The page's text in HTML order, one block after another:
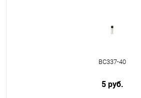
BC337-40
5 руб.